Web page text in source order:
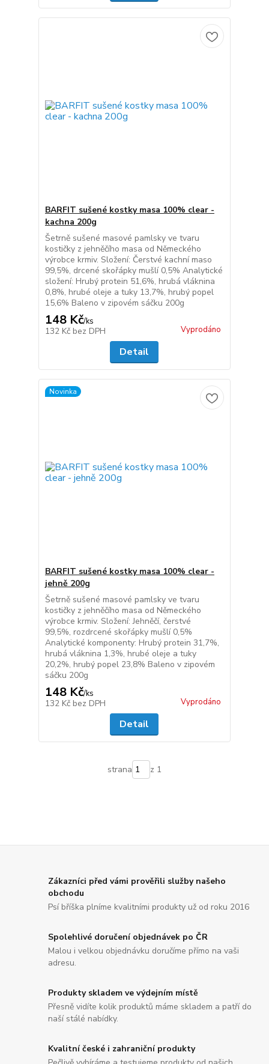
BARFIT sušené kostky masa 100% clear -
kachna 200g
Šetrně sušené masové pamlsky ve tvaru
kostičky z jehněčího masa od Německého
výrobce krmiv. Složení: Čerstvé kachní maso
99,5%, drcené skořápky mušlí 0,5% Analytické
složení: Hrubý protein 51,6%, hrubá vláknina
0,8%, hrubé oleje a tuky 13,7%, hrubý popel
15,6% Baleno v zipovém sáčku 200g
148 Kč/ks
132 Kč bez DPH Vyprodáno
Detail
Novinka
BARFIT sušené kostky masa 100% clear -
jehně 200g
Šetrně sušené masové pamlsky ve tvaru
kostičky z jehněčího masa od Německého
výrobce krmiv. Složení: Jehněčí, čerstvé
99,5%, rozdrcené skořápky mušlí 0,5%
Analytické komponenty: Hrubý protein 31,7%,
hrubá vláknina 1,3%, hrubé oleje a tuky
20,2%, hrubý popel 23,8% Baleno v zipovém
sáčku 200g
148 Kč/ks
132 Kč bez DPH Vyprodáno
Detail
strana z 1
Zákazníci před vámi prověřili služby našeho
obchodu
Psí bříška plníme kvalitními produkty už od roku 2016
Spolehlivé doručení objednávek po ČR
Malou i velkou objednávku doručíme přímo na vaši
adresu.
Produkty skladem ve výdejním místě
Přesně vidíte kolik produktů máme skladem a patří do
naší stálé nabídky.
Kvalitní české i zahraniční produkty